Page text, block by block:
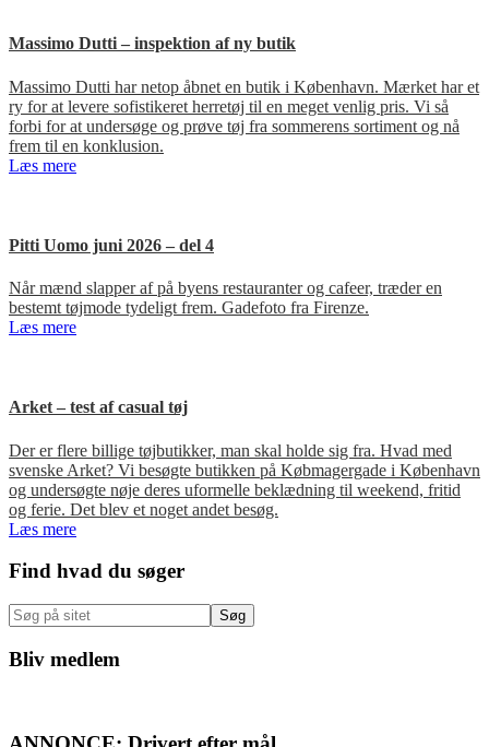
Massimo Dutti – inspektion af ny butik
Massimo Dutti har netop åbnet en butik i København. Mærket har et
ry for at levere sofistikeret herretøj til en meget venlig pris. Vi så
forbi for at undersøge og prøve tøj fra sommerens sortiment og nå
frem til en konklusion.
Læs mere
Pitti Uomo juni 2026 – del 4
Når mænd slapper af på byens restauranter og cafeer, træder en
bestemt tøjmode tydeligt frem. Gadefoto fra Firenze.
Læs mere
Arket – test af casual tøj
Der er flere billige tøjbutikker, man skal holde sig fra. Hvad med
svenske Arket? Vi besøgte butikken på Købmagergade i København
og undersøgte nøje deres uformelle beklædning til weekend, fritid
og ferie. Det blev et noget andet besøg.
Læs mere
Primær
Sidebar
Find hvad du søger
Søg
på
sitet
Bliv medlem